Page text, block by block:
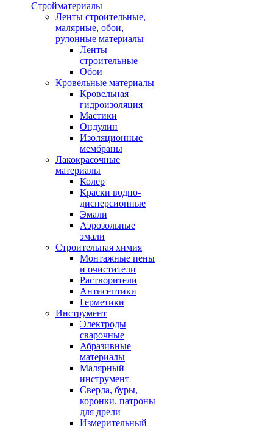
Стройматериалы
Ленты строительные,
малярные, обои,
рулонные материалы
Ленты
строительные
Обои
Кровельные материалы
Кровельная
гидроизоляция
Мастики
Ондулин
Изоляционные
мембраны
Лакокрасочные
материалы
Колер
Краски водно-
дисперсионные
Эмали
Аэрозольные
эмали
Строительная химия
Монтажные пены
и очистители
Растворители
Антисептики
Герметики
Инструмент
Электроды
сварочные
Абразивные
материалы
Малярный
инструмент
Сверла, буры,
коронки. патроны
для дрели
Измерительный